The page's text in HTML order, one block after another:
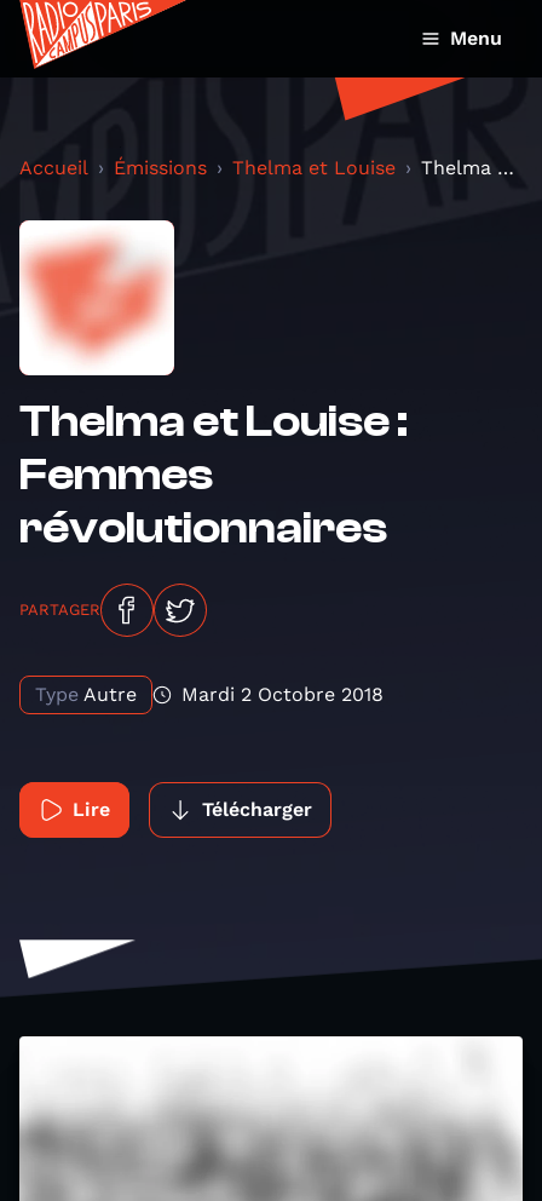
Menu
Accueil Émissions Thelma et Louise Thelma et Louise : Femmes révolutionnaires
Thelma et Louise :
Femmes
révolutionnaires
PARTAGER
Type Autre Mardi 2 Octobre 2018
Lire Télécharger